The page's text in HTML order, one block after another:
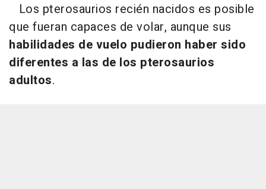
Los pterosaurios recién nacidos es posible
que fueran capaces de volar, aunque sus
habilidades de vuelo pudieron haber sido
diferentes a las de los pterosaurios
adultos.